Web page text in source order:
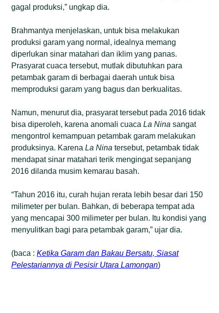
gagal produksi,” ungkap dia.
Brahmantya menjelaskan, untuk bisa melakukan
produksi garam yang normal, idealnya memang
diperlukan sinar matahari dan iklim yang panas.
Prasyarat cuaca tersebut, mutlak dibutuhkan para
petambak garam di berbagai daerah untuk bisa
memproduksi garam yang bagus dan berkualitas.
Namun, menurut dia, prasyarat tersebut pada 2016 tidak
bisa diperoleh, karena anomali cuacaLa Nina sangat
mengontrol kemampuan petambak garam melakukan
produksinya. KarenaLa Nina tersebut, petambak tidak
mendapat sinar matahari terik mengingat sepanjang
2016 dilanda musim kemarau basah.
“Tahun 2016 itu, curah hujan rerata lebih besar dari 150
milimeter per bulan. Bahkan, di beberapa tempat ada
yang mencapai 300 milimeter per bulan. Itu kondisi yang
menyulitkan bagi para petambak garam,” ujar dia.
(baca :Ketika Garam dan Bakau Bersatu, Siasat
Pelestariannya di Pesisir Utara Lamongan)